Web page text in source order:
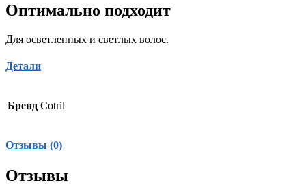
Оптимально подходит
Для осветленных и светлых волос.
Детали
Бренд Cotril
Отзывы (0)
Отзывы